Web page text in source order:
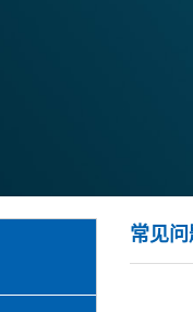
常见问